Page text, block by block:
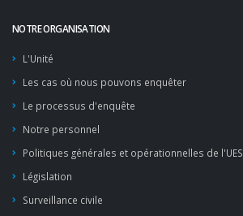
NOTRE ORGANISATION
L'Unité
Les cas où nous pouvons enquêter
Le processus d'enquête
Notre personnel
Politiques générales et opérationnelles de l'UES
Législation
Surveillance civile